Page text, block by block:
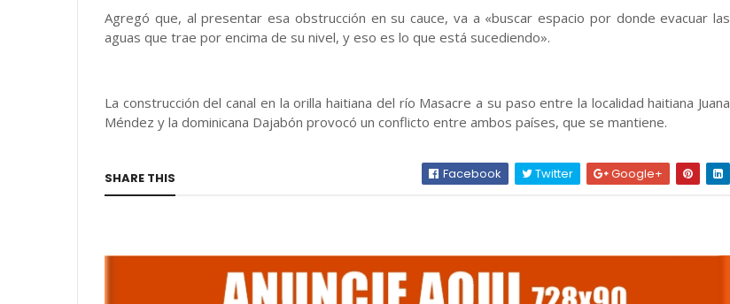
Agregó que, al presentar esa obstrucción en su cauce, va a «buscar espacio por donde evacuar las
aguas que trae por encima de su nivel, y eso es lo que está sucediendo».
La construcción del canal en la orilla haitiana del río Masacre a su paso entre la localidad haitiana Juana
Méndez y la dominicana Dajabón provocó un conflicto entre ambos países, que se mantiene.
SHARE THIS Facebook Twitter Google+